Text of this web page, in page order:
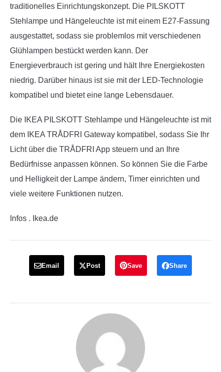
traditionelles Einrichtungskonzept. Die PILSKOTT
Stehlampe und Hängeleuchte ist mit einem E27-Fassung
ausgestattet, sodass sie problemlos mit verschiedenen
Glühlampen bestückt werden kann. Der
Energieverbrauch ist gering und hält Ihre Energiekosten
niedrig. Darüber hinaus ist sie mit der LED-Technologie
kompatibel und bietet eine lange Lebensdauer.
Die IKEA PILSKOTT Stehlampe und Hängeleuchte ist mit
dem IKEA TRÅDFRI Gateway kompatibel, sodass Sie Ihr
Licht über die TRÅDFRI App steuern und an Ihre
Bedürfnisse anpassen können. So können Sie die Farbe
und Helligkeit der Lampe ändern, Timer einrichten und
viele weitere Funktionen nutzen.
Infos . Ikea.de
Email Post Save Share